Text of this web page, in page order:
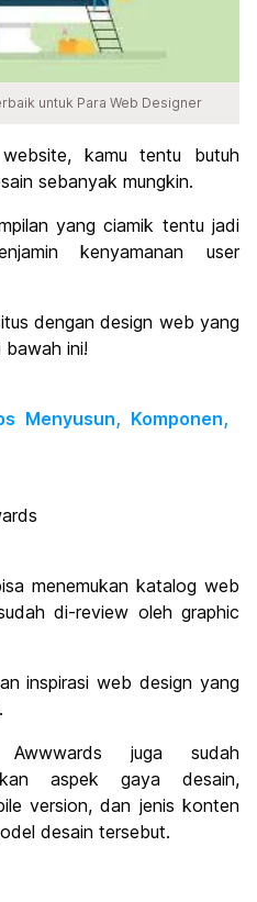
untuk Para Web Designer
kamu tentu butuh
sebanyak mungkin.
yang ciamik tentu jadi
kenyamanan user
dengan design web yang
bawah ini!
Menyusun, Komponen,
menemukan katalog web
di-review oleh graphic
inspirasi web design yang
juga sudah
aspek gaya desain,
version, dan jenis konten
desain tersebut.